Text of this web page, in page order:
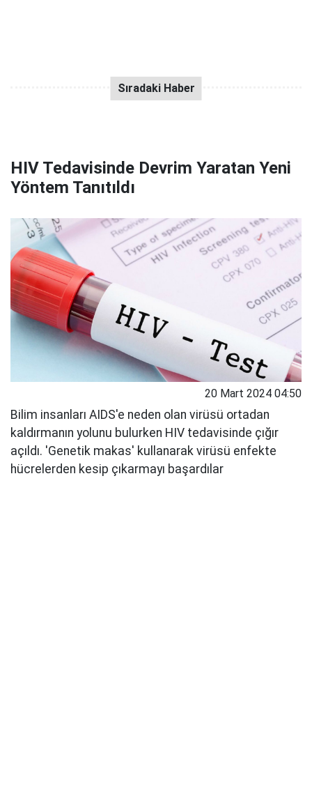
HIV Tedavisinde Devrim Yaratan Yeni
Yöntem Tanıtıldı
20 Mart 2024 04:50
Bilim insanları AIDS'e neden olan virüsü ortadan
kaldırmanın yolunu bulurken HIV tedavisinde çığır
açıldı. 'Genetik makas' kullanarak virüsü enfekte
hücrelerden kesip çıkarmayı başardılar